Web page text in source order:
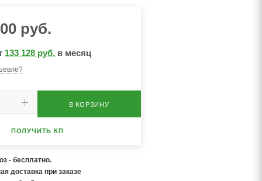
руб.
133 128 руб. в месяц
В КОРЗИНУ
ПОЛУЧИТЬ КП
- бесплатно.
доставка при заказе